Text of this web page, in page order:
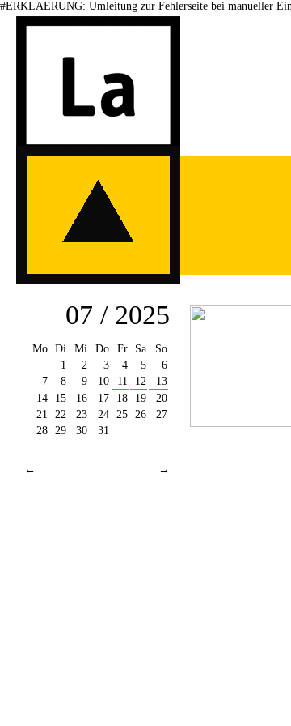
07 / 2025
Mo Di Mi Do Fr Sa
So
1
2 3 4 5
6
7
8 9 10 11 12
13
14
15 16 17 18 19
20
21
22 23 24 25 26
27
28 29 30 31
← →
#ERKLAERUNG: Umleitung zur Fehlerseite bei manueller